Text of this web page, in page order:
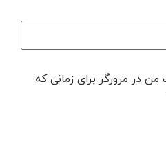
در مرورگر برای زمانی که